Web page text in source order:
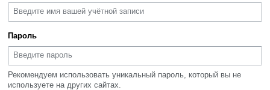
навигации
поиску
Пароль
Рекомендуем использовать уникальный пароль, который вы не
используете на других сайтах.